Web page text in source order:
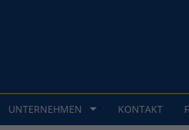
UNTERNEHMEN KONTAKT